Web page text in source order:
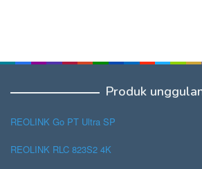
Produk
REOLINK Go PT Ultra SP
REOLINK RLC 823S2 4K